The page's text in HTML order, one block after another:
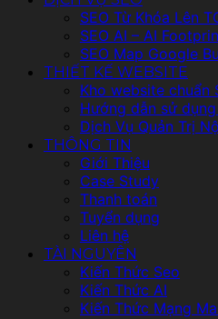
SEO Từ Khóa Lên
SEO AI – AI
SEO Map Google
THIẾT KẾ WEBSITE
Kho website chuẩn
Hướng dẫn sử
Dịch Vụ Quản Trị
THÔNG TIN
Giới Thiệu
Case Study
Thanh toán
Tuyển dụng
Liên hệ
TÀI NGUYÊN
Kiến Thức Seo
Kiến Thức AI
Kiến Thức Mạng